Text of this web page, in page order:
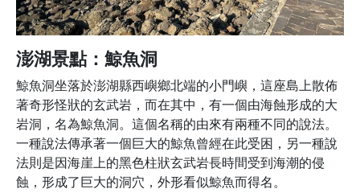
澎湖景點：鯨魚洞
鯨魚洞坐落於澎湖縣西嶼鄉北端的小門嶼，這座島上散佈
著奇形怪狀的玄武岩，而在其中，有一個由海蝕形成的大
岩洞，名為鯨魚洞。這個名稱的由來有兩種不同的說法。
一種說法傳承著一個巨大的鯨魚曾經在此受困，另一種說
法則是因海崖上的黑色柱狀玄武岩長時間受到海潮的侵
蝕，形成了巨大的洞穴，外形看似鯨魚而得名。